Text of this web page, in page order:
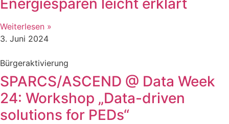
Weiterlesen »
3. Juni 2024
Bürgeraktivierung
SPARCS/ASCEND @ Data Week
24: Workshop „Data-driven
solutions for PEDs“